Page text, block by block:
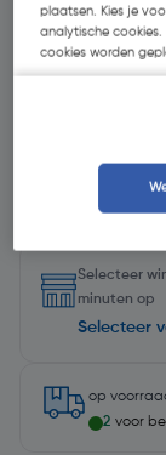
€ 259,00
Selecteer
minuten op
Selecteer
op
2 voor
plaatsen. Kies je
analytische cookies.
cookies worden